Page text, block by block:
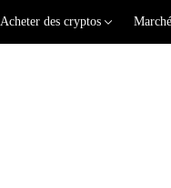
Acheter des cryptos